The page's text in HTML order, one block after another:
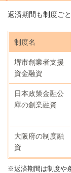
返済期間も制度ご
制度名
堺市創業者支援
資金融資
日本政策金融公
庫の創業融資
大阪府の制度融
資
※返済期間は制度や